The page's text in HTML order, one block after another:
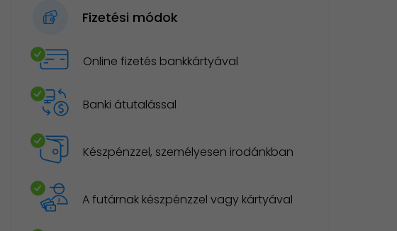
Fizetési módok
Online fizetés bankkártyával
Banki átutalással
Készpénzzel, személyesen irodánkban
A futárnak készpénzzel vagy kártyával